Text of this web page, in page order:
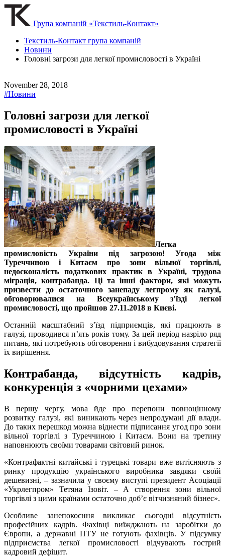
Група компаній «Текстиль-Контакт»
Текстиль-Контакт група компаній
Новини
Головні загрози для легкої промисловості в Україні
November 28, 2018
#Новини
Головні загрози для легкої
промисловості в Україні
Легка
промисловість України під загрозою! Угода між
Туреччиною і Китаєм про зони вільної торгівлі,
недосконалість податкових практик в Україні, трудова
міграція, контрабанда. Ці та інші фактори, які можуть
призвести до остаточного занепаду легпрому як галузі,
обговорювалися на Всеукраїнському з’їзді легкої
промисловості, що пройшов 27.11.2018 в Києві.
Останній масштабний з’їзд підприємців, які працюють в
галузі, проводився п’ять років тому. За цей період назріло ряд
питань, які потребують обговорення і вибудовування стратегії
їх вирішення.
Контрабанда, відсутність кадрів,
конкуренція з «чорними цехами»
В першу чергу, мова йде про перепони повноцінному
розвитку галузі, які виникають через непродумані дії влади.
До таких перешкод можна віднести підписання угод про зони
вільної торгівлі з Туреччиною і Китаєм. Вони на третину
наповнюють своїми товарами світовий ринок.
«Контрафактні китайські і турецькі товари вже витісняють з
ринку продукцію українського виробника завдяки своїй
дешевизні, – зазначила у своєму виступі президент Асоціації
«Укрлегпром» Тетяна Ізовіт. – А створення зони вільної
торгівлі з цими країнами остаточно доб’є вітчизняний бізнес».
Особливе занепокоєння викликає сьогодні відсутність
професійних кадрів. Фахівці виїжджають на заробітки до
Європи, а державні ПТУ не готують фахівців. У підсумку
підприємства легкої промисловості відчувають гострий
кадровий дефіцит.